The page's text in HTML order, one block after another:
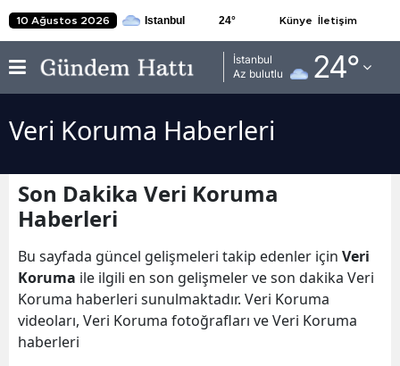
10 Ağustos 2026 24° Künye İletişim
İstanbul
Az bulutlu
24°
Adana
Adıyaman
Afyonkarahisar
Amasya
Antalya
Artvin
Veri Koruma Haberleri
Son Dakika Veri Koruma
Haberleri
Bu sayfada güncel gelişmeleri takip edenler için Veri
Koruma ile ilgili en son gelişmeler ve son dakika Veri
Koruma haberleri sunulmaktadır. Veri Koruma
videoları, Veri Koruma fotoğrafları ve Veri Koruma
haberleri